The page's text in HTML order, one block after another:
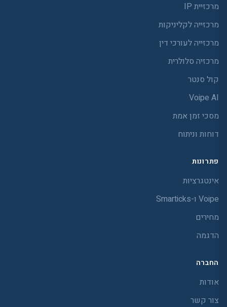
מרכזיית IP
מרכזייה לקליניקות
מרכזייה לעורכי דין
מרכזיה סלולרית
קול סנטר
Voipe AI
מסכי זמן אמת
דוחות וניתוח
פתרונות
אינטגרציות
Voipe ו-Smarticks
מחירים
הדגמה
החברה
אודות
צור קשר